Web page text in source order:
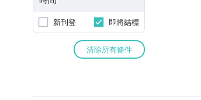
新刊登 即將結標
清除所有條件